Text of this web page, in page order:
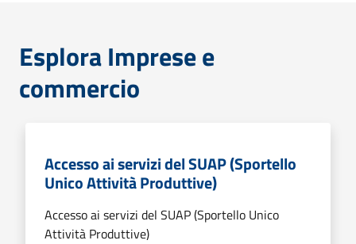
Esplora Imprese e
commercio
Accesso ai servizi del SUAP (Sportello
Unico Attività Produttive)
Accesso ai servizi del SUAP (Sportello Unico
Attività Produttive)